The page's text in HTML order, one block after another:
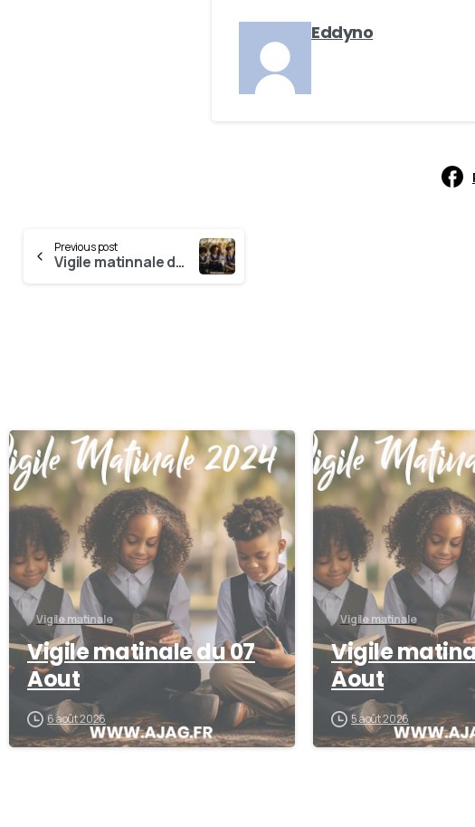
Eddyno
Previous post
Vigile matinnale du 22 Juin
0
Vigile matinale
Vigile matinale du 07
Aout
6 août 2026
Vigile matinale
Vigile
Aout
5 août 2026